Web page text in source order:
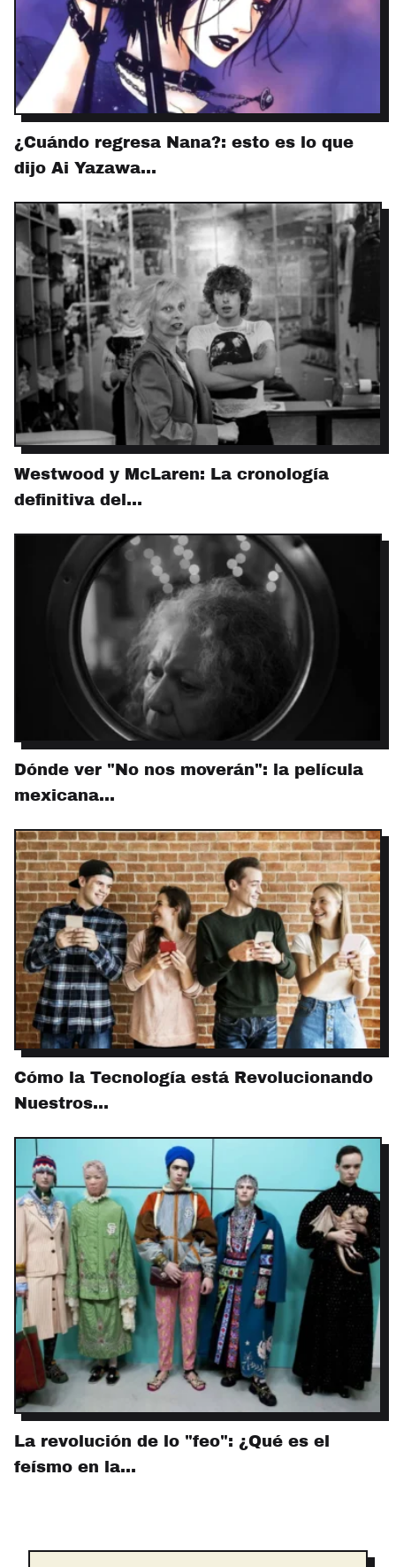
¿Cuándo regresa Nana?: esto es lo que
dijo Ai Yazawa…
Westwood y McLaren: La cronología
definitiva del…
Dónde ver "No nos moverán": la película
mexicana…
Cómo la Tecnología está Revolucionando
Nuestros…
La revolución de lo "feo": ¿Qué es el
feísmo en la…